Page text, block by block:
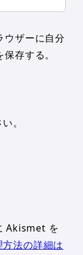
ウザーに自分
存する。
。
Akismet を
法の詳細は